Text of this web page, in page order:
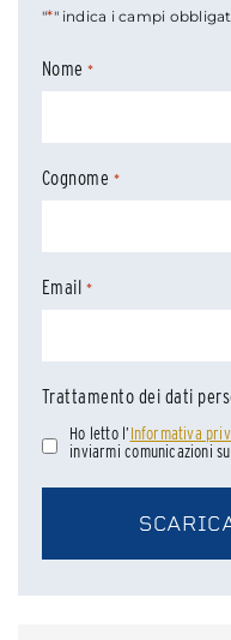
"*" indica i campi
Nome *
Cognome *
Email *
Trattamento dei dati
Ho letto l’Informativa
inviarmi comunicazioni